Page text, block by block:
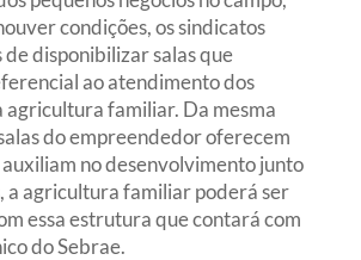
condições, os sindicatos
de disponibilizar salas que
ao atendimento dos
agricultura familiar. Da mesma
do empreendedor oferecem
no desenvolvimento junto
a agricultura familiar poderá ser
essa estrutura que contará com
do Sebrae.